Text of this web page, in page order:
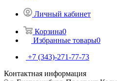
Личный кабинет
Корзина0
Избранные товары0
+7 (343)-271-77-73
Контактная информация